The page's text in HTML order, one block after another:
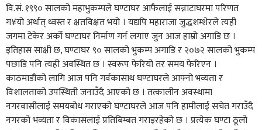
वि.सं. १९९० सालको महाभुकम्पले घण्टाघर आफैलाई सन्नाटाघरमा परिणत
ग¥यो अर्थात् ध्वस्त र क्षतविक्षत भयो । यद्यपि महाराजा जुद्धशम्शेरले त्यही
जगमा टेकेर अर्को घण्टाघर निर्माण गर्न लगाए जुन आज हाम्रो अगाडि छ ।
इतिहास साक्षी छ, घण्टाघर ९० सालको भुकम्प अगाडि र २०७२ सालको भुकम्प
पछाडि पनि त्यही अवस्थित छ । स्वरूप फेरियो तर समय फेरिएन ।
काठमाडौंको लागि आज पनि गर्वकासाथ घण्टाघरले आफ्नो भव्यता र
विशालताको उपस्थिती जनाउँदै आएको छ । तत्कालीन अवस्थामा
नगरवासीलाई समयबोध गराएको घण्टाघरले आज पनि हामीलाई सचेत गराउँदै
नगरको भव्यता र विकासलाई प्रतिबिम्बत गराइरहेको छ । प्रत्येक घण्टा ठूलो